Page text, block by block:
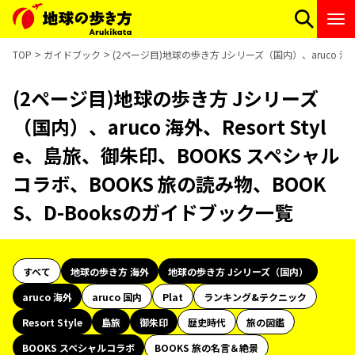
TOP ガイドブック (2ページ目)地球の歩き方 Jシリーズ（国内）、aruco 海
(2ページ目)地球の歩き方 Jシリーズ
（国内）、aruco 海外、Resort Styl
e、島旅、御朱印、BOOKS スペシャル
コラボ、BOOKS 旅の読み物、BOOK
S、D-Booksのガイドブック一覧
すべて 地球の歩き方 海外
地球の歩き方 Jシリーズ（国内）
aruco 海外
aruco 国内 Plat
ランキング&テクニック
Resort Style
島旅 御朱印 歴史時代
旅の図鑑
BOOKS スペシャルコラボ
BOOKS 旅の名言＆絶景